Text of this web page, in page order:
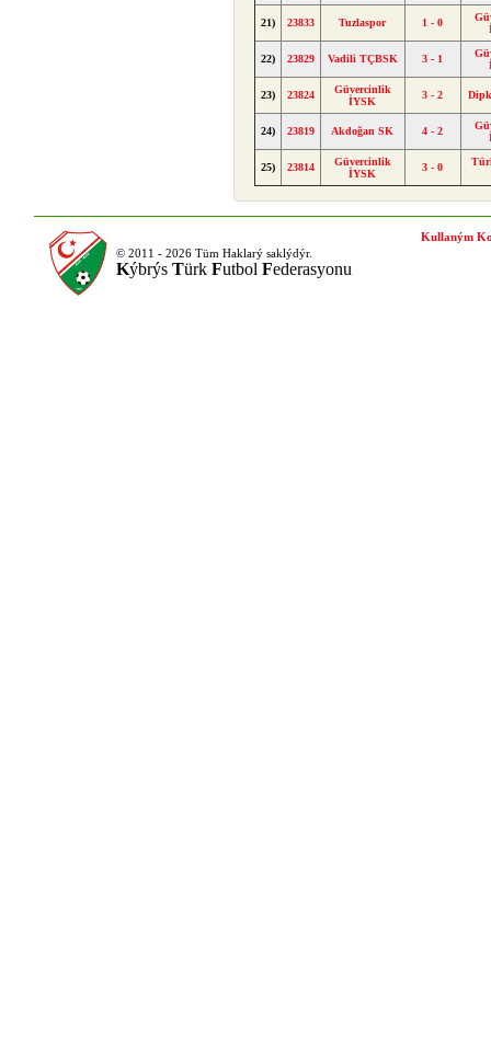
21) 23833 Tuzlaspor 1 - 0
22) 23829 Vadili TÇBSK 3 - 1
23) 23824
Güvercinlik
İYSK
3 - 2
24) 23819 Akdoğan SK 4 - 2
25) 23814
Güvercinlik
İYSK
3 - 0
© 2011 - 2026 Tüm Haklarý saklýdýr.
Kýbrýs Türk Futbol Federasyonu
Kullaným